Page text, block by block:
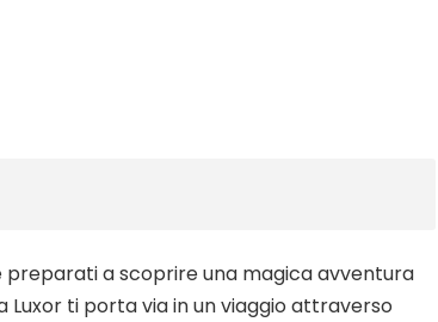
preparati a scoprire una magica avventura
Luxor ti porta via in un viaggio attraverso